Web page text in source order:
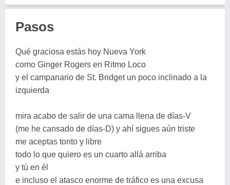
Pasos
Qué graciosa estás hoy Nueva York
como Ginger Rogers en Ritmo Loco
y el campanario de St. Bridget un poco inclinado a la
izquierda
mira acabo de salir de una cama llena de días-V
(me he cansado de días-D) y ahí sigues aún triste
me aceptas tonto y libre
todo lo que quiero es un cuarto allá arriba
y tú en él
e incluso el atasco enorme de tráfico es una excusa